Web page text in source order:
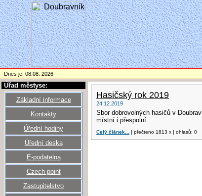
Dnes je: 08.08. 2026
Úřad městyse:
Základní informace
Kontakty
Úřední hodiny
Úřední deska
E-podatelna
Czech point
Zastupitelstvo
Hasičský rok 2019
24.12.2019
Sbor dobrovolných hasičů v
místní i přespolní.
Celý článek... | přečteno 1813 x | ohlasů: 0